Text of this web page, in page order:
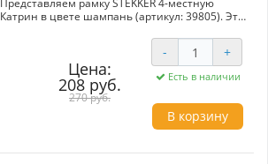
Представляем рамку STEKKER 4-местную
Катрин в цвете шампань (артикул: 39805). Эта
создания современного и элегантного
интерьера. Изготовленная из качественных
материалов, она обеспечивает надежность и
долговечность. Рамка предназначена для
интеграции квадратных светильников, что
позволяет легко адаптировать освещение под
любые дизайнерские решения. Цвет шампань
Цена:
208 руб.
270 руб.
- +
Есть в наличии
В корзину